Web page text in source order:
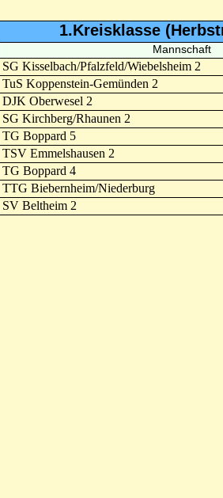
1.Kreisklasse
Mannschaft
SG Kisselbach/Pfalzfeld/Wiebelsheim 2
TuS Koppenstein-Gemünden 2
DJK Oberwesel 2
SG Kirchberg/Rhaunen 2
TG Boppard 5
TSV Emmelshausen 2
TG Boppard 4
TTG Biebernheim/Niederburg
SV Beltheim 2